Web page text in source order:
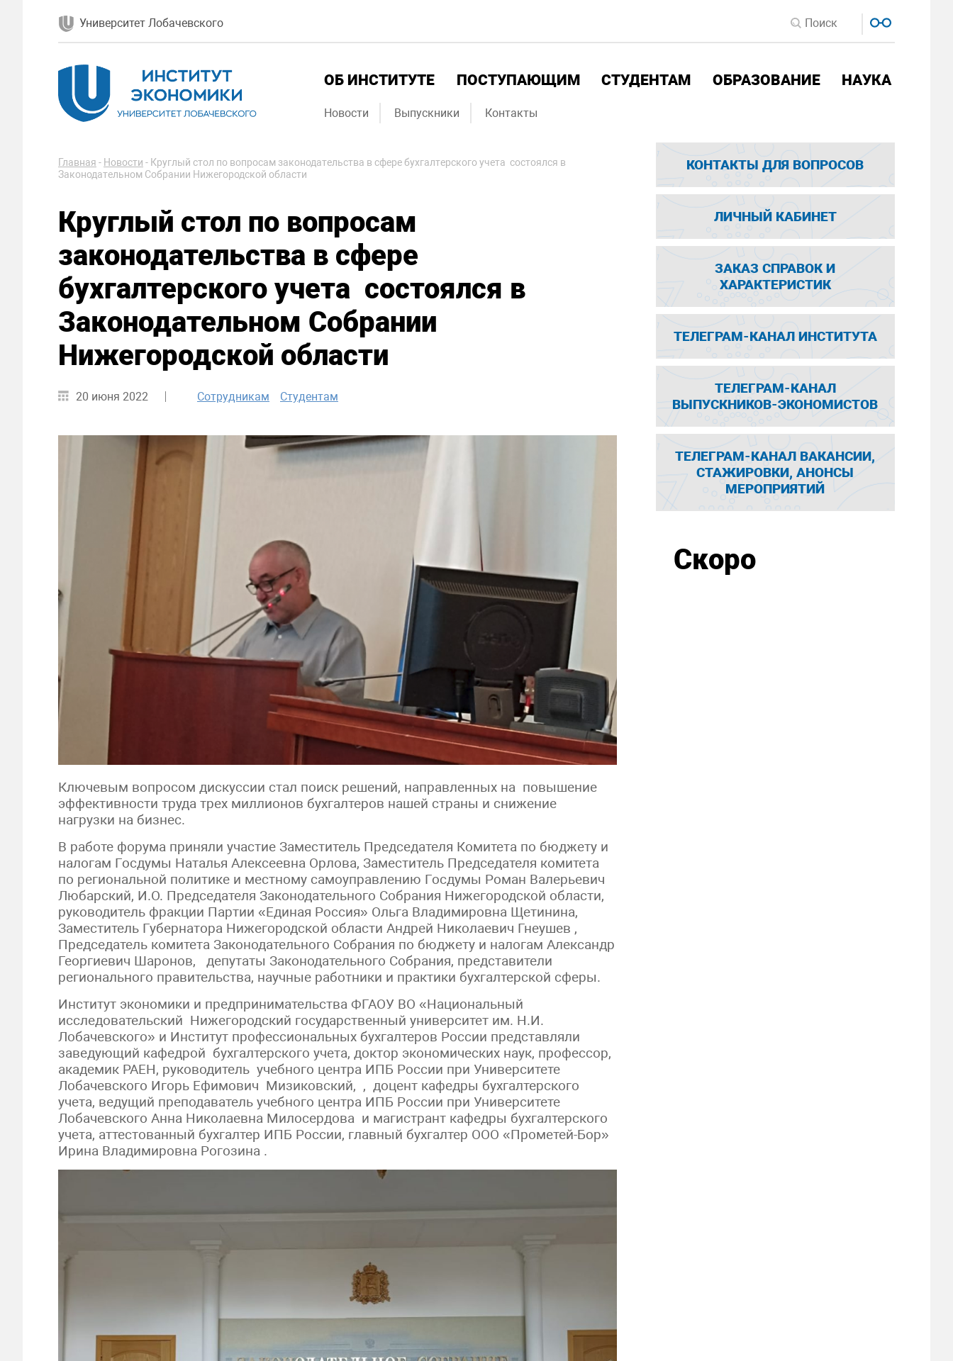
Университет Лобачевского
ОБ ИНСТИТУТЕ ПОСТУПАЮЩИМ СТУДЕНТАМ ОБРАЗОВАНИЕ НАУКА
Новости Выпускники Контакты
Главная - Новости - Круглый стол по вопросам законодательства в сфере бухгалтерского учета состоялся в
Законодательном Собрании Нижегородской области
Круглый стол по вопросам
законодательства в сфере
бухгалтерского учета состоялся в
Законодательном Собрании
Нижегородской области
20 июня 2022 Сотрудникам Студентам
Ключевым вопросом дискуссии стал поиск решений, направленных на повышение
эффективности труда трех миллионов бухгалтеров нашей страны и снижение
нагрузки на бизнес.
В работе форума приняли участие Заместитель Председателя Комитета по бюджету и
налогам Госдумы Наталья Алексеевна Орлова, Заместитель Председателя комитета
по региональной политике и местному самоуправлению Госдумы Роман Валерьевич
Любарский, И.О. Председателя Законодательного Собрания Нижегородской области,
руководитель фракции Партии «Единая Россия» Ольга Владимировна Щетинина,
Заместитель Губернатора Нижегородской области Андрей Николаевич Гнеушев ,
Председатель комитета Законодательного Собрания по бюджету и налогам Александр
Георгиевич Шаронов, депутаты Законодательного Собрания, представители
регионального правительства, научные работники и практики бухгалтерской сферы.
Институт экономики и предпринимательства ФГАОУ ВО «Национальный
исследовательский Нижегородский государственный университет им. Н.И.
Лобачевского» и Институт профессиональных бухгалтеров России представляли
заведующий кафедрой бухгалтерского учета, доктор экономических наук, профессор,
академик РАЕН, руководитель учебного центра ИПБ России при Университете
Лобачевского Игорь Ефимович Мизиковский, , доцент кафедры бухгалтерского
учета, ведущий преподаватель учебного центра ИПБ России при Университете
Лобачевского Анна Николаевна Милосердова и магистрант кафедры бухгалтерского
учета, аттестованный бухгалтер ИПБ России, главный бухгалтер ООО «Прометей-Бор»
Ирина Владимировна Рогозина .
КОНТАКТЫ ДЛЯ ВОПРОСОВ
ЛИЧНЫЙ КАБИНЕТ
ЗАКАЗ СПРАВОК И
ХАРАКТЕРИСТИК
ТЕЛЕГРАМ-КАНАЛ ИНСТИТУТА
ТЕЛЕГРАМ-КАНАЛ
ВЫПУСКНИКОВ-ЭКОНОМИСТОВ
ТЕЛЕГРАМ-КАНАЛ ВАКАНСИИ,
СТАЖИРОВКИ, АНОНСЫ
МЕРОПРИЯТИЙ
Скоро